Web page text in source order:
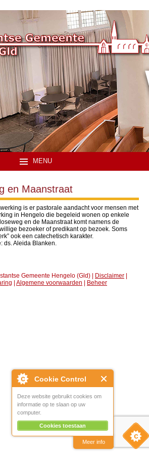
Cookie Control
Deze website gebruikt cookies om
informatie op te slaan op uw
computer.
Cookies toestaan
Meer info
MENU
en Maanstraat
is er pastorale aandacht voor mensen met
in Hengelo die begeleid wonen op enkele
en de Maanstraat komt namens de
bezoeker of predikant op bezoek. Soms
ook een catechetisch karakter.
ds. Aleida Blanken.
Gemeente Hengelo (Gld) | Disclaimer |
| Algemene voorwaarden | Beheer